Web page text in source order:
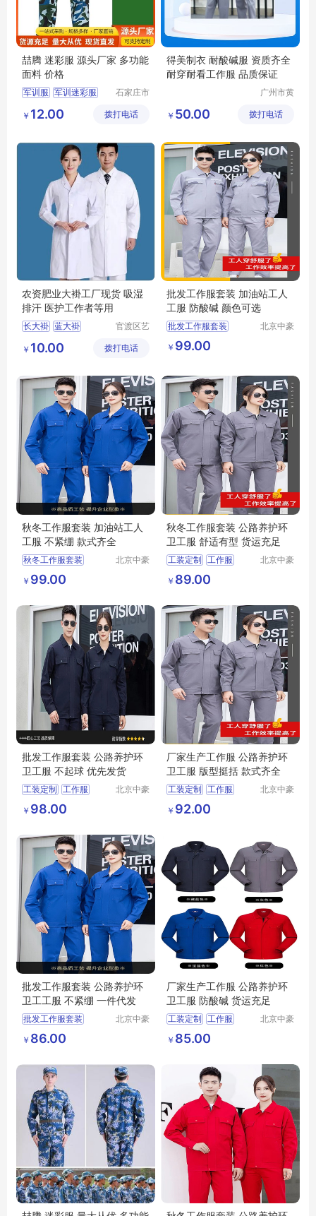
喆腾 迷彩服 源头厂家 多功能
面料 价格
军训服 军训迷彩服
石家庄市
有限公司
￥ 12.00 拨打电话
得美制衣 耐酸碱服 资质齐全
耐穿耐看工作服 品质保证
广州市黄
制衣厂
￥ 50.00 拨打电话
农资肥业大褂工厂现货 吸湿
排汗 医护工作者等用
长大褂 蓝大褂
护士服
官渡区艺
营部
￥ 10.00 拨打电话
批发工作服套装 加油站工人
工服 防酸碱 颜色可选
批发工作服套装
工作服
北京中豪
￥ 99.00
秋冬工作服套装 加油站工人
工服 不紧绷 款式齐全
秋冬工作服套装
工作服
北京中豪
￥ 99.00
秋冬工作服套装 公路养护环
卫工服 舒适有型 货运充足
工装定制 工作服
北京中豪
￥ 89.00
批发工作服套装 公路养护环
卫工服 不起球 优先发货
工装定制 工作服
北京中豪
￥ 98.00
厂家生产工作服 公路养护环
卫工服 版型挺括 款式齐全
工装定制 工作服
北京中豪
￥ 92.00
批发工作服套装 公路养护环
卫工工服 不紧绷 一件代发
批发工作服套装
工作服
北京中豪
￥ 86.00
厂家生产工作服 公路养护环
卫工服 防酸碱 货运充足
工装定制 工作服
北京中豪
￥ 85.00